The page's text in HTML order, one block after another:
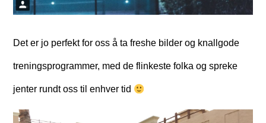
Det er jo perfekt for oss å ta freshe bilder og knallgode
treningsprogrammer, med de flinkeste folka og spreke
jenter rundt oss til enhver tid